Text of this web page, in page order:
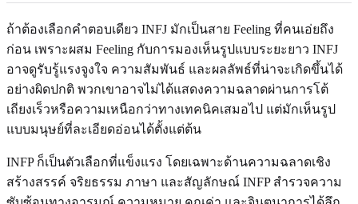
ถ้าต้องเลือกคำตอบเดียว INFJ มักเป็นสาย Feeling ที่คนเอ่ยถึง
ก่อน เพราะผสม Feeling กับการมองเห็นรูปแบบระยะยาว INFJ
อาจดูรับรู้แรงจูงใจ ความสัมพันธ์ และผลลัพธ์ที่น่าจะเกิดขึ้นได้
อย่างผิดปกติ พวกเขาอาจไม่ได้แสดงความฉลาดผ่านการโต้
เถียงเร็วหรือความเหนือกว่าทางเทคนิคเสมอไป แต่มักเห็นรูป
แบบมนุษย์ที่ละเอียดอ่อนได้ตั้งแต่ต้น
INFP ก็เป็นตัวเลือกที่แข็งแรง โดยเฉพาะด้านความฉลาดเชิง
สร้างสรรค์ จริยธรรม ภาษา และสัญลักษณ์ INFP สำรวจความ